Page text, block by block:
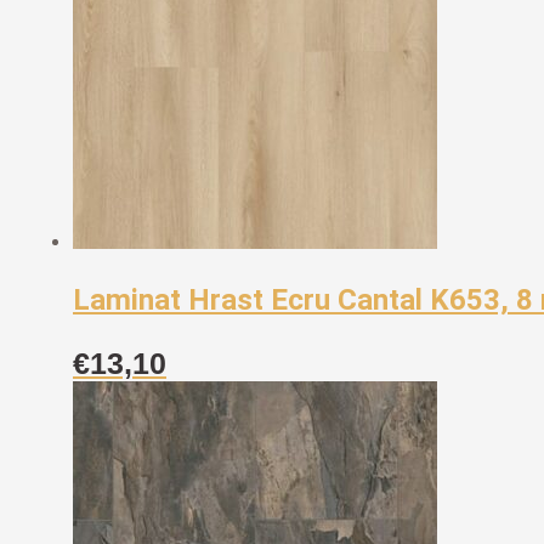
Laminat Hrast Ecru Cantal K653, 8
€13,10